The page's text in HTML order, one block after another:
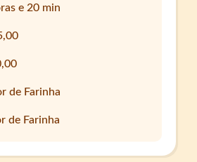
e 20 min
de Farinha
de Farinha